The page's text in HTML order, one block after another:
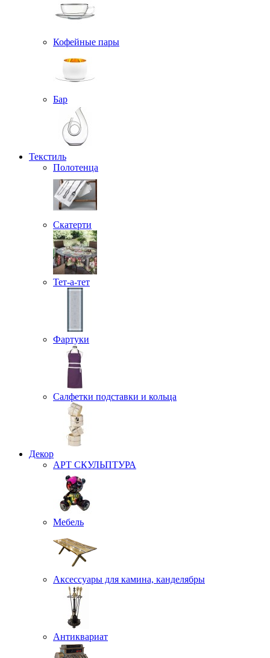
Кофейные пары
Бар
Текстиль
Полотенца
Скатерти
Тет-а-тет
Фартуки
Салфетки подставки и кольца
Декор
АРТ СКУЛЬПТУРА
Мебель
Аксессуары для камина, канделябры
Антиквариат